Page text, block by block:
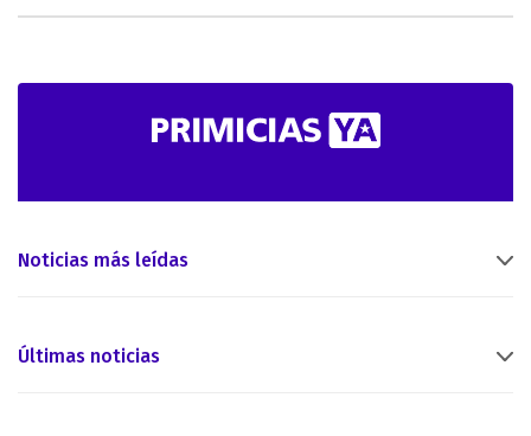
Noticias más leídas
Últimas noticias